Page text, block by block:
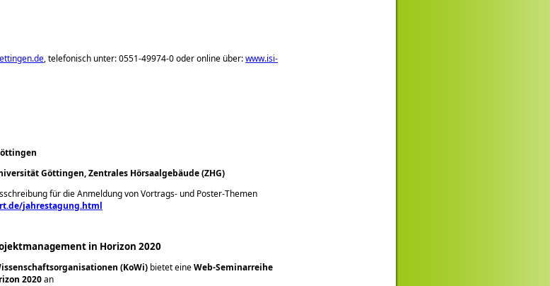
, telefonisch unter: 0551-49974-0 oder online über:www.isi-
Göttingen, Zentrales Hörsaalgebäude (ZHG)
für die Anmeldung von Vortrags- und Poster-Themen
jahrestagung.html
in Horizon 2020
(KoWi) bietet eineWeb-Seminarreihe
2020an